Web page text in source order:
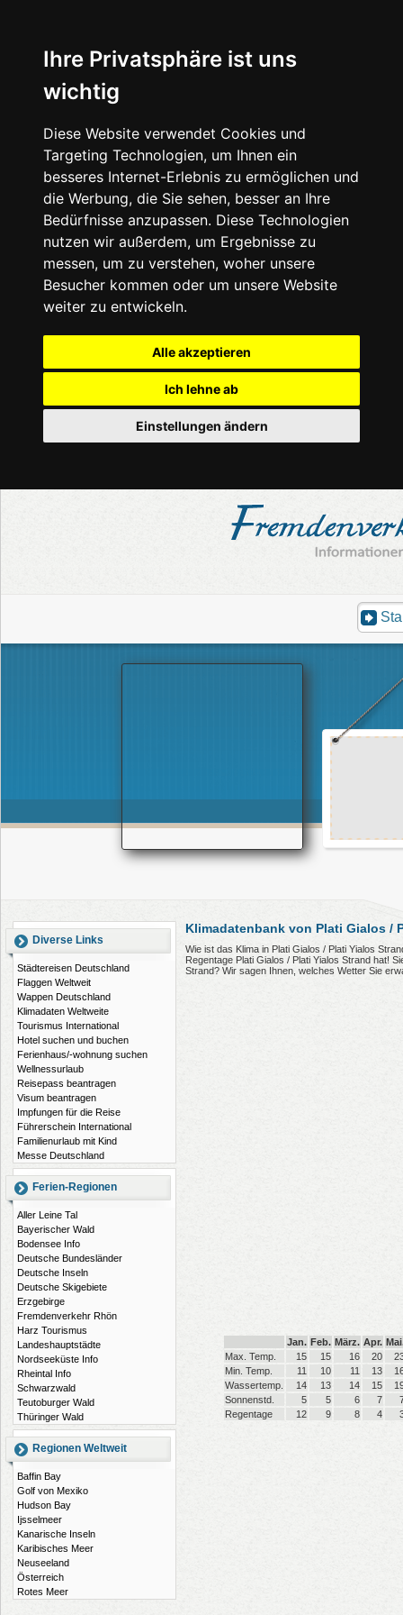
Ihre Privatsphäre ist uns
wichtig
Diese Website verwendet Cookies und
Targeting Technologien, um Ihnen ein
besseres Internet-Erlebnis zu ermöglichen und
die Werbung, die Sie sehen, besser an Ihre
Bedürfnisse anzupassen. Diese Technologien
nutzen wir außerdem, um Ergebnisse zu
messen, um zu verstehen, woher unsere
Besucher kommen oder um unsere Website
weiter zu entwickeln.
Alle akzeptieren
Ich lehne ab
Einstellungen ändern
Diverse Links
Städtereisen Deutschland
Flaggen Weltweit
Wappen Deutschland
Klimadaten Weltweite
Tourismus International
Hotel suchen und buchen
Ferienhaus/-wohnung suchen
Wellnessurlaub
Reisepass beantragen
Visum beantragen
Impfungen für die Reise
Führerschein International
Familienurlaub mit Kind
Messe Deutschland
Ferien-Regionen
Aller Leine Tal
Bayerischer Wald
Bodensee Info
Deutsche Bundesländer
Deutsche Inseln
Deutsche Skigebiete
Erzgebirge
Fremdenverkehr Rhön
Harz Tourismus
Landeshauptstädte
Nordseeküste Info
Rheintal Info
Schwarzwald
Teutoburger Wald
Thüringer Wald
Regionen Weltweit
Baffin Bay
Golf von Mexiko
Hudson Bay
Ijsselmeer
Kanarische Inseln
Karibisches Meer
Neuseeland
Österreich
Rotes Meer
Klimadatenbank von Plati Gialos /
Wie ist das Klima in Plati Gialos / Plati Yialos
Regentage Plati Gialos / Plati Yialos Strand hat!
Strand? Wir sagen Ihnen, welches Wetter Sie
Jan. Feb. März. Apr.
Max. Temp.
15 15 16 20
Min. Temp.
11 10 11 13
Wassertemp.
14 13 14 15
Sonnenstd.
5 5 6 7
Regentage
12 9 8 4